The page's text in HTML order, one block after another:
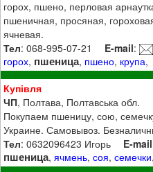
горох, пшено, перловая
пшеничная, просяная,
ячневая.
Тел: 068-995-07-21 E-mail:
горох, пшеница, пшено, крупа,
Купівля
ЧП, Полтава, Полтавська обл.
Покупаем пшеницу, сою,
Украине. Самовывоз.
Тел: 0632096423 Игорь E-mail
пшеница,ячмень,соя,семечки,